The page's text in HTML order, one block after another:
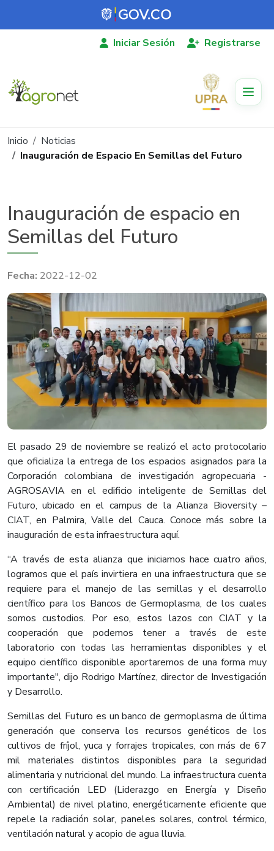
Pasar al contenido principal
Iniciar Sesión Registrarse
Ruta de navegación
Inicio
Noticias
Inauguración de Espacio En Semillas del Futuro
Inauguración de espacio en
Semillas del Futuro
2022-12-02
El pasado 29 de noviembre se realizó el acto protocolario
que oficializa la entrega de los espacios asignados para la
Corporación colombiana de investigación agropecuaria -
AGROSAVIA en el edificio inteligente de Semillas del
Futuro, ubicado en el campus de la Alianza Bioversity –
CIAT, en Palmira, Valle del Cauca. Conoce más sobre la
inauguración de esta infraestructura aquí.
“A través de esta alianza que iniciamos hace cuatro años,
logramos que el país invirtiera en una infraestructura que se
requiere para el manejo de las semillas y el desarrollo
científico para los Bancos de Germoplasma, de los cuales
somos custodios. Por eso, estos lazos con CIAT y la
cooperación que podemos tener a través de este
laboratorio con todas las herramientas disponibles y el
equipo científico disponible aportaremos de una forma muy
importante", dijo Rodrigo Martínez, director de Investigación
y Desarrollo.
Semillas del Futuro es un banco de germoplasma de última
generación que conserva los recursos genéticos de los
cultivos de fríjol, yuca y forrajes tropicales, con más de 67
mil materiales distintos disponibles para la seguridad
alimentaria y nutricional del mundo. La infraestructura cuenta
con certificación LED (Liderazgo en Energía y Diseño
Ambiental) de nivel platino, energéticamente eficiente que
repele la radiación solar, paneles solares, control térmico,
ventilación natural y acopio de agua lluvia.